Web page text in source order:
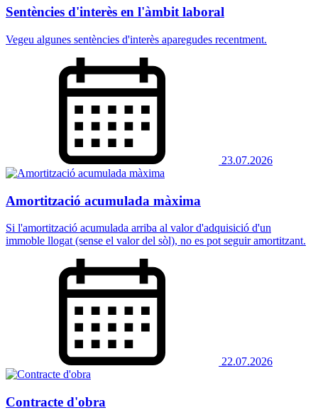
Sentències d'interès en l'àmbit laboral
Vegeu algunes sentències d'interès aparegudes recentment.
23.07.2026
Amortització acumulada màxima
Si l'amortització acumulada arriba al valor d'adquisició d'un
immoble llogat (sense el valor del sòl), no es pot seguir amortitzant.
22.07.2026
Contracte d'obra